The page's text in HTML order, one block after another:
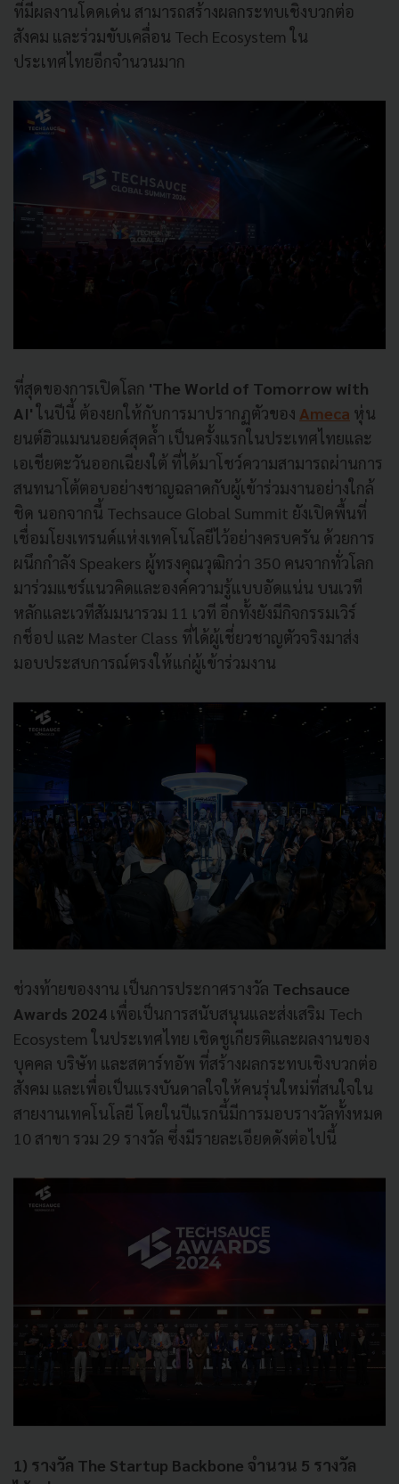
ที่มีผลงานโดดเด่น สามารถสร้างผลกระทบเชิงบวกต่อ
สังคม และร่วมขับเคลื่อน Tech Ecosystem ใน
ประเทศไทยอีกจำนวนมาก
ที่สุดของการเปิดโลก 'The World of Tomorrow with
AI'ในปีนี้ ต้องยกให้กับการมาปรากฏตัวของ Ameca หุ่น
ยนต์ฮิวแมนนอยด์สุดล้ำ เป็นครั้งแรกในประเทศไทยและ
เอเชียตะวันออกเฉียงใต้ ที่ได้มาโชว์ความสามารถผ่านการ
สนทนาโต้ตอบอย่างชาญฉลาดกับผู้เข้าร่วมงานอย่างใกล้
ชิด นอกจากนี้ Techsauce Global Summit ยังเปิดพื้นที่
เชื่อมโยงเทรนด์แห่งเทคโนโลยีไว้อย่างครบครัน ด้วยการ
ผนึกกำลัง Speakers ผู้ทรงคุณวุฒิกว่า 350 คนจากทั่วโลก
มาร่วมแชร์แนวคิดและองค์ความรู้แบบอัดแน่น บนเวที
หลักและเวทีสัมมนารวม 11 เวที อีกทั้งยังมีกิจกรรมเวิร์
กช็อป และ Master Class ที่ได้ผู้เชี่ยวชาญตัวจริงมาส่ง
มอบประสบการณ์ตรงให้แก่ผู้เข้าร่วมงาน
ช่วงท้ายของงาน เป็นการประกาศรางวัล Techsauce
Awards 2024 เพื่อเป็นการสนับสนุนและส่งเสริม Tech
Ecosystem ในประเทศไทย เชิดชูเกียรติและผลงานของ
บุคคล บริษัท และสตาร์ทอัพ ที่สร้างผลกระทบเชิงบวกต่อ
สังคม และเพื่อเป็นแรงบันดาลใจให้คนรุ่นใหม่ที่สนใจใน
สายงานเทคโนโลยี โดยในปีแรกนี้มีการมอบรางวัลทั้งหมด
10 สาขา รวม 29 รางวัล ซึ่งมีรายละเอียดดังต่อไปนี้
1) รางวัล The Startup Backbone จำนวน 5 รางวัล